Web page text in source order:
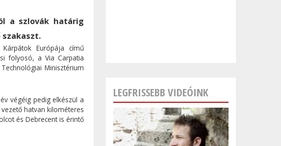
a szlovák határig
szakaszt.
Európája című
folyosó, a Via Carpatia
Minisztérium
végéig pedig elkészül a
hatvan kilométeres
és Debrecent is érintő
LEGFRISSEBB VIDEÓINK